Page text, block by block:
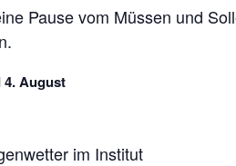
Pause vom Müssen und
4. August
im Institut